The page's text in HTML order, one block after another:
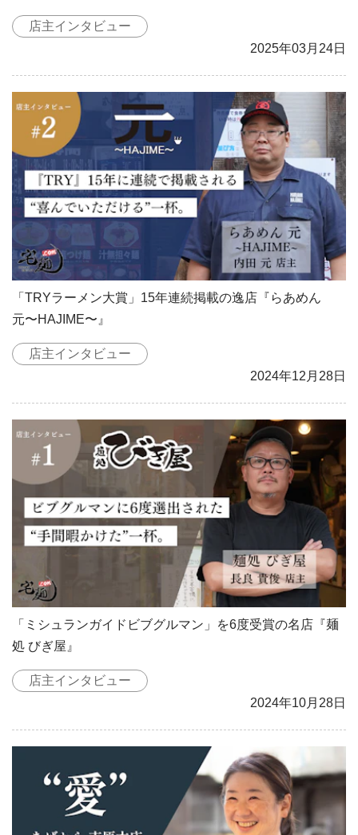
店主インタビュー
2025年03月24日
「TRYラーメン大賞」15年連続掲載の逸店『らあめん
元〜HAJIME〜』
店主インタビュー
2024年12月28日
「ミシュランガイドビブグルマン」を6度受賞の名店『麺
処 びぎ屋』
店主インタビュー
2024年10月28日